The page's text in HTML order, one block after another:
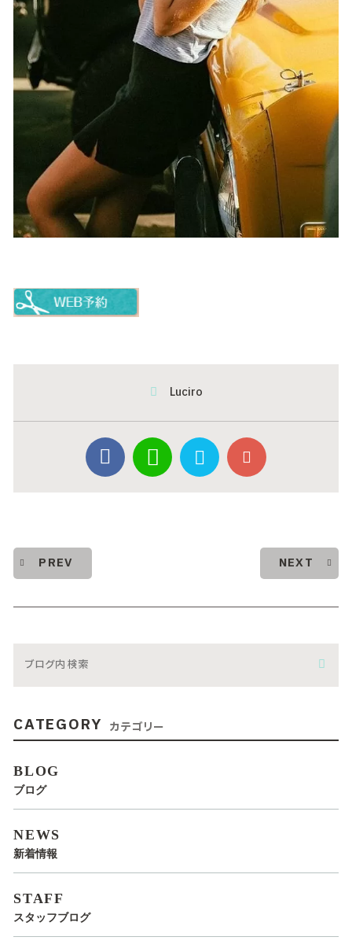
Luciro
PREV NEXT
CATEGORY カテゴリー
BLOG
ブログ
NEWS
新着情報
STAFF
スタッフブログ